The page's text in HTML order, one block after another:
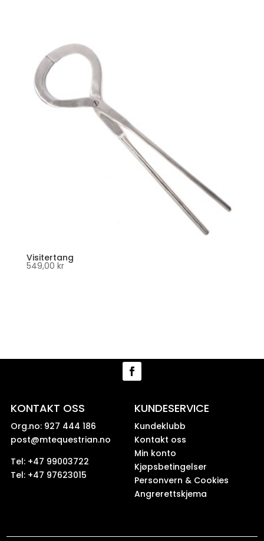
Visitertang
549,00 kr
KONTAKT OSS
Org.no: 927 444 186
post@mtequestrian.no
Tel: +47 99003722
Tel: +47 97623015
KUNDESERVICE
Kundeklubb
Kontakt oss
Min konto
Kjøpsbetingelser
Personvern & Cookies
Angrerettskjema